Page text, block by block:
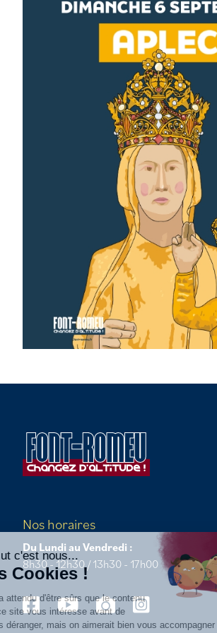
Nos horaires
Du Lundi au Vendredi :
8h30 - 12h30 / 13h30 - 17h00
Salut c'est nous...
les Cookies !
On a attendu d'être sûrs que le contenu
de ce site vous intéresse avant de
vous déranger, mais on aimerait bien vous